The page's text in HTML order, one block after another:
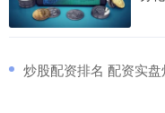
炒股配资排名 配资实